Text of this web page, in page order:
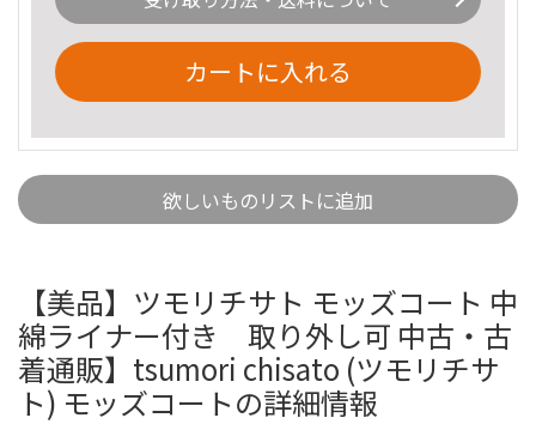
カートに入れる
欲しいものリストに追加
【美品】ツモリチサト モッズコート 中
綿ライナー付き 取り外し可 中古・古
着通販】tsumori chisato (ツモリチサ
ト) モッズコートの詳細情報